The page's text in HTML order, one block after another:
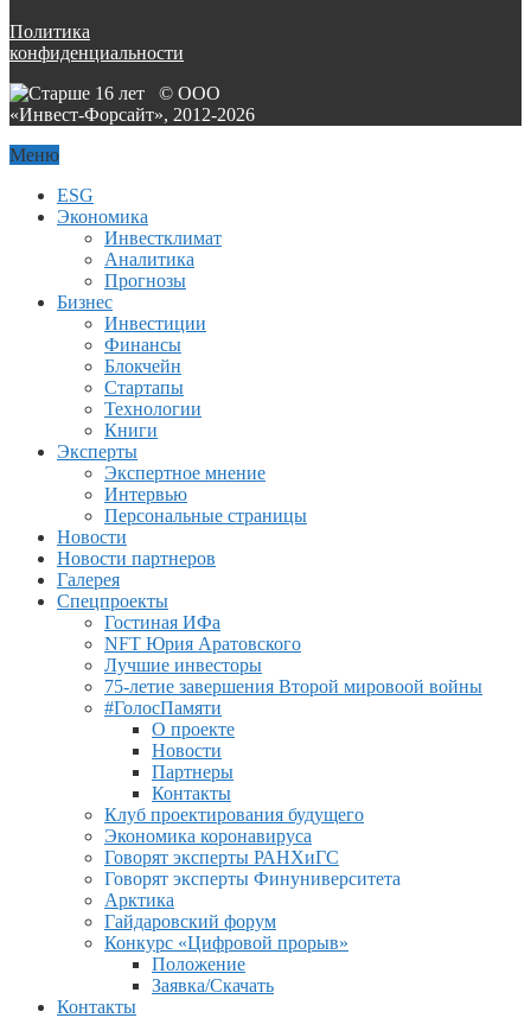
Политика
конфиденциальности
© ООО
«Инвест-Форсайт», 2012-2026
Меню
ESG
Экономика
Инвестклимат
Аналитика
Прогнозы
Бизнес
Инвестиции
Финансы
Блокчейн
Стартапы
Технологии
Книги
Эксперты
Экспертное мнение
Интервью
Персональные страницы
Новости
Новости партнеров
Галерея
Спецпроекты
Гостиная ИФа
NFT Юрия Аратовского
Лучшие инвесторы
75-летие завершения Второй мировоой войны
#ГолосПамяти
О проекте
Новости
Партнеры
Контакты
Клуб проектирования будущего
Экономика коронавируса
Говорят эксперты РАНХиГС
Говорят эксперты Финуниверситета
Арктика
Гайдаровский форум
Конкурс «Цифровой прорыв»
Положение
Заявка/Скачать
Контакты